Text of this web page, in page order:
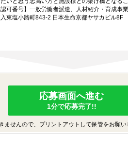
可番号】一般労働者派遣、人材紹介・育成
東塩小路町843-2 日本生命京都ヤサカビル8F
応募画面へ進む
1分で応募完了!!
せんので、プリントアウトして保管をお願い